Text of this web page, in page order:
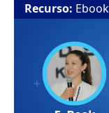
Recurso: Ebook